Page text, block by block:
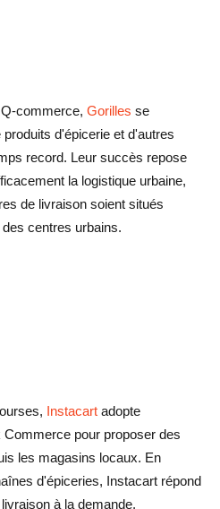
commerce, Gorilles se
d'épicerie et d'autres
record. Leur succès repose
la logistique urbaine,
de livraison soient situés
centres urbains.
Instacart adopte
pour proposer des
les magasins locaux. En
d'épiceries, Instacart répond
à la demande.